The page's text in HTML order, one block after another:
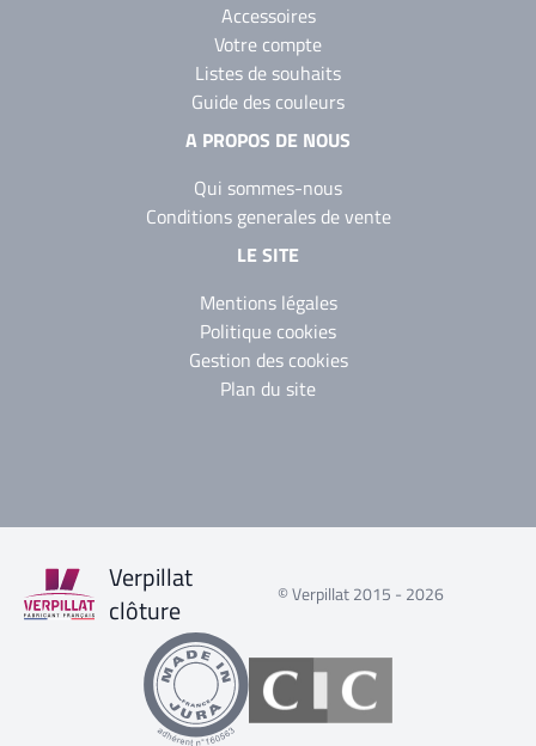
Accessoires
Votre compte
Listes de souhaits
Guide des couleurs
A PROPOS DE NOUS
Qui sommes-nous
Conditions generales de vente
LE SITE
Mentions légales
Politique cookies
Gestion des cookies
Plan du site
Verpillat
clôture
© Verpillat 2015 - 2026